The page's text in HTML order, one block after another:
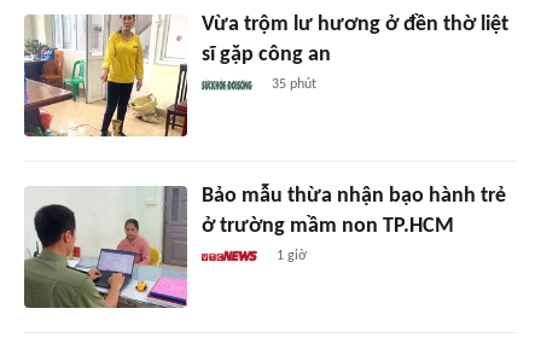
Vừa trộm lư hương ở đền thờ liệt
sĩ gặp công an
35 phút
Bảo mẫu thừa nhận bạo hành trẻ
ở trường mầm non TP.HCM
1 giờ